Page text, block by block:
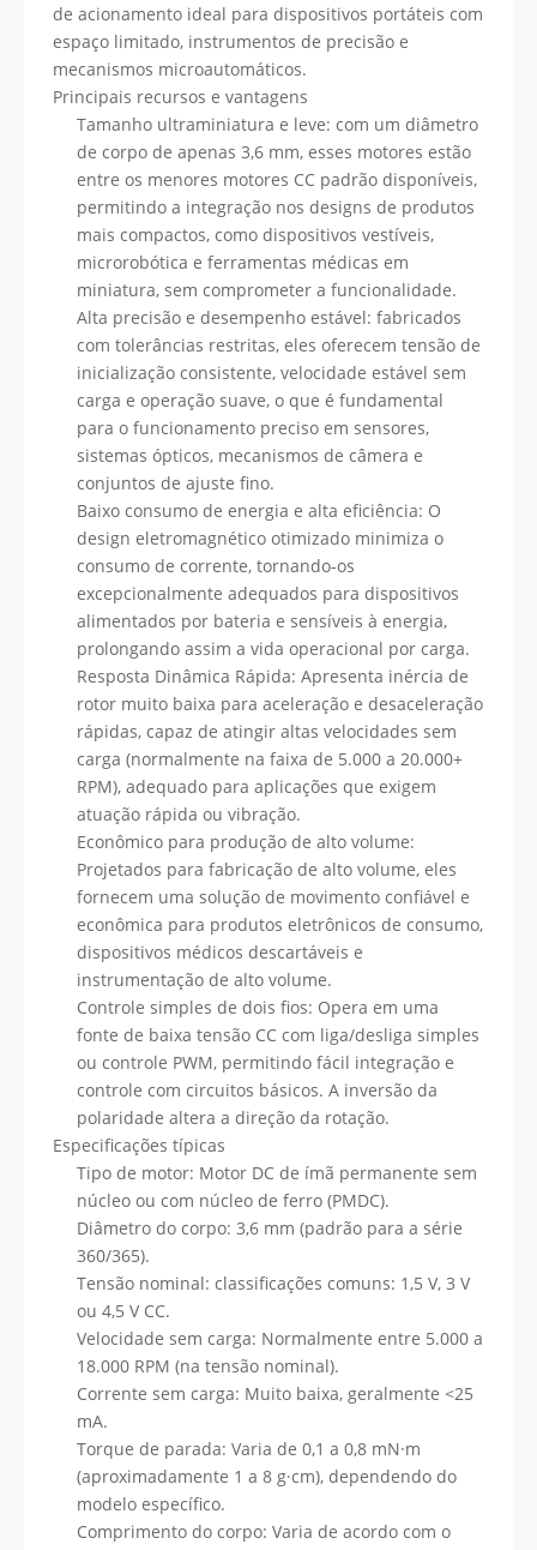
de acionamento ideal para dispositivos portáteis com
espaço limitado, instrumentos de precisão e
mecanismos microautomáticos.
Principais recursos e vantagens
Tamanho ultraminiatura e leve: com um diâmetro
de corpo de apenas 3,6 mm, esses motores estão
entre os menores motores CC padrão disponíveis,
permitindo a integração nos designs de produtos
mais compactos, como dispositivos vestíveis,
microrobótica e ferramentas médicas em
miniatura, sem comprometer a funcionalidade.
Alta precisão e desempenho estável: fabricados
com tolerâncias restritas, eles oferecem tensão de
inicialização consistente, velocidade estável sem
carga e operação suave, o que é fundamental
para o funcionamento preciso em sensores,
sistemas ópticos, mecanismos de câmera e
conjuntos de ajuste fino.
Baixo consumo de energia e alta eficiência: O
design eletromagnético otimizado minimiza o
consumo de corrente, tornando-os
excepcionalmente adequados para dispositivos
alimentados por bateria e sensíveis à energia,
prolongando assim a vida operacional por carga.
Resposta Dinâmica Rápida: Apresenta inércia de
rotor muito baixa para aceleração e desaceleração
rápidas, capaz de atingir altas velocidades sem
carga (normalmente na faixa de 5.000 a 20.000+
RPM), adequado para aplicações que exigem
atuação rápida ou vibração.
Econômico para produção de alto volume:
Projetados para fabricação de alto volume, eles
fornecem uma solução de movimento confiável e
econômica para produtos eletrônicos de consumo,
dispositivos médicos descartáveis ​​e
instrumentação de alto volume.
Controle simples de dois fios: Opera em uma
fonte de baixa tensão CC com liga/desliga simples
ou controle PWM, permitindo fácil integração e
controle com circuitos básicos. A inversão da
polaridade altera a direção da rotação.
Especificações típicas
Tipo de motor: Motor DC de ímã permanente sem
núcleo ou com núcleo de ferro (PMDC).
Diâmetro do corpo: 3,6 mm (padrão para a série
360/365).
Tensão nominal: classificações comuns: 1,5 V, 3 V
ou 4,5 V CC.
Velocidade sem carga: Normalmente entre 5.000 a
18.000 RPM (na tensão nominal).
Corrente sem carga: Muito baixa, geralmente <25
mA.
Torque de parada: Varia de 0,1 a 0,8 mN·m
(aproximadamente 1 a 8 g·cm), dependendo do
modelo específico.
Comprimento do corpo: Varia de acordo com o